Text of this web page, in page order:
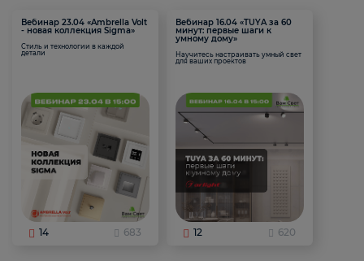
Вебинар 23.04 «Ambrella Volt
- новая коллекция Sigma»
Стиль и технологии в каждой
детали
14 683
Вебинар 16.04 «TUYA за 60
минут: первые шаги к
умному дому»
Научитесь настраивать умный свет
для ваших проектов
12 620